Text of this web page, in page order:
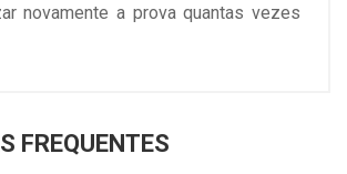
novamente a prova quantas vezes
FREQUENTES